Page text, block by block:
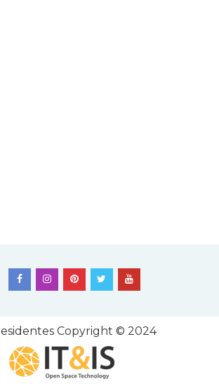
Copyright © 2024